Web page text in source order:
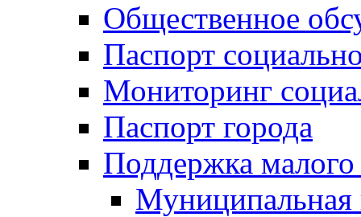
Общественное
Паспорт
Мониторинг
Паспорт города
Поддержка малого
Муниципальная